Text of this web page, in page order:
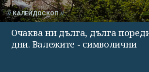
КАЛЕЙДОСКОП
Очаква ни дълга, дълга
дни. Валежите - символични